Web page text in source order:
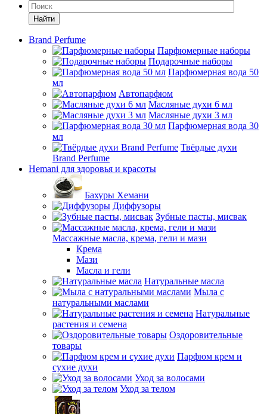
Найти
Brand Perfume
Парфюмерные наборы
Подарочные наборы
Парфюмерная вода 50
мл
Автопарфюм
Масляные духи 6 мл
Масляные духи 3 мл
Парфюмерная вода 30
мл
Твёрдые духи
Brand Perfume
Hemani для здоровья и красоты
Бахуры Хемани
Диффузоры
Зубные пасты, мисвак
Массажные масла, крема, гели и мази
Крема
Мази
Масла и гели
Натуральные масла
Мыла с
натуральными маслами
Натуральные
растения и семена
Оздоровительные
товары
Парфюм крем и
сухие духи
Уход за волосами
Уход за телом